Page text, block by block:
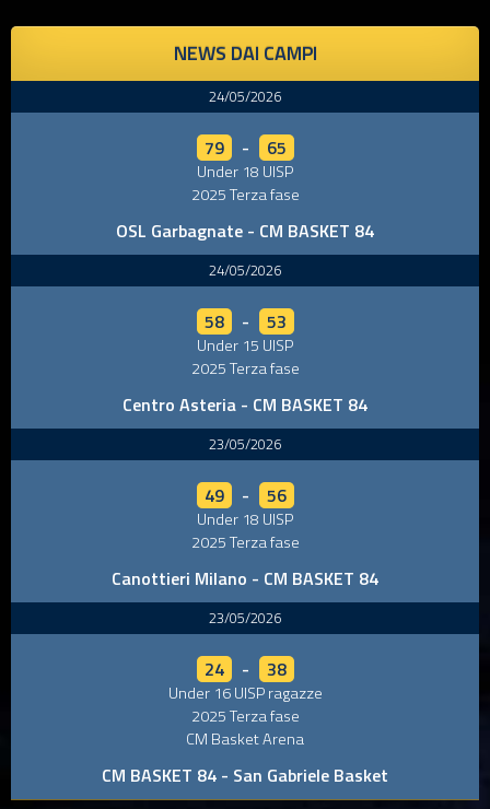
NEWS DAI CAMPI
24/05/2026
79 - 65
Under 18 UISP
2025 Terza fase
OSL Garbagnate - CM BASKET 84
24/05/2026
58 - 53
Under 15 UISP
2025 Terza fase
Centro Asteria - CM BASKET 84
23/05/2026
49 - 56
Under 18 UISP
2025 Terza fase
Canottieri Milano - CM BASKET 84
23/05/2026
24 - 38
Under 16 UISP ragazze
2025 Terza fase
CM Basket Arena
CM BASKET 84 - San Gabriele Basket